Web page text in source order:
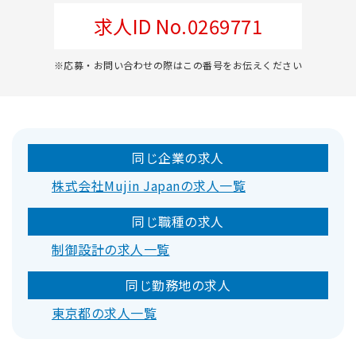
求人ID No.0269771
※応募・お問い合わせの際はこの番号をお伝えください
同じ企業の求人
株式会社Mujin Japanの求人一覧
同じ職種の求人
制御設計の求人一覧
同じ勤務地の求人
東京都の求人一覧